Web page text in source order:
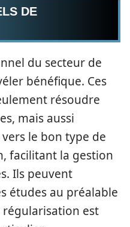
DE
du secteur de
bénéfique. Ces
résoudre
mais aussi
le bon type de
facilitant la gestion
Ils peuvent
études au préalable
est